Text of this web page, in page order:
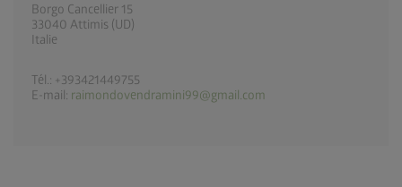
Borgo Cancellier 15
33040 Attimis (UD)
Italie
Tél.: +393421449755
E-mail: raimondovendramini99@gmail.com